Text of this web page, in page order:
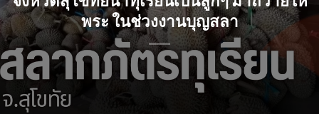
พระ ในช่วงงานบุญสลา